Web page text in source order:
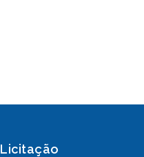
Licitação